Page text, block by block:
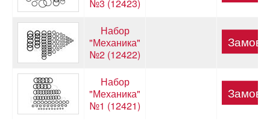
№3 (12423)
Набор
"Механика"
№2 (12422)
Набор
"Механика"
№1 (12421)